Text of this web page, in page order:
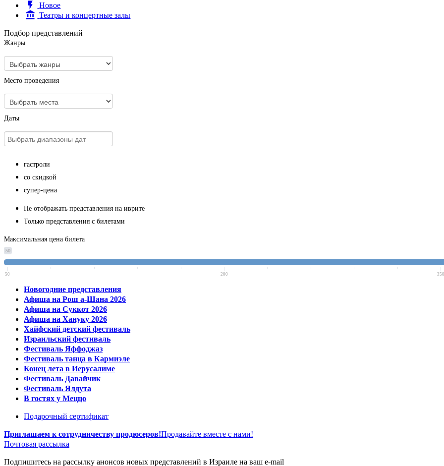
Новое
Театры и концертные залы
Подбор представлений
Жанры
Место проведения
Даты
гастроли
со скидкой
супер-цена
Не отображать представления на иврите
Только представления с билетами
Максимальная цена билета
50
50 200 350
Новогодние представления
Афиша на Рош а-Шана 2026
Афиша на Суккот 2026
Афиша на Хануку 2026
Хайфский детский фестиваль
Израильский фестиваль
Фестиваль Яффоджаз
Фестиваль танца в Кармиэле
Конец лета в Иерусалиме
Фестиваль Давайчик
Фестиваль Ялдута
В гостях у Меццо
Подарочный сертификат
Приглашаем к сотрудничеству продюсеров!Продавайте вместе с нами!
Почтовая рассылка
Подпишитесь на рассылку анонсов новых представлений в Израиле на ваш e-mail